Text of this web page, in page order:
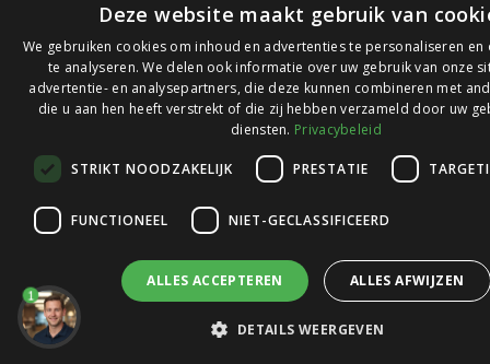
© 2026 Ledlichtdiscounter.nl
op
Webwinkelkeur
1
Deze website maakt gebruik van
We gebruiken cookies om inhoud en advertenties te personaliseren en
te analyseren. We delen ook informatie over uw gebruik van onze
advertentie- en analysepartners, die deze kunnen combineren met
die u aan hen heeft verstrekt of die zij hebben verzameld door uw
diensten. Privacybeleid
STRIKT NOODZAKELIJK PRESTATIE
FUNCTIONEEL NIET-GECLASSIFICEERD
ALLES ACCEPTEREN ALLES AFWIJZEN
DETAILS WEERGEVEN